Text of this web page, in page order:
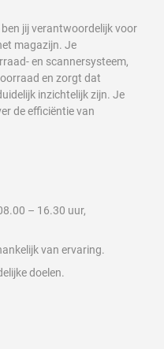
jij verantwoordelijk voor
magazijn. Je
en scannersysteem,
en zorgt dat
inzichtelijk zijn. Je
de efficiëntie van
– 16.30 uur,
van ervaring.
doelen.